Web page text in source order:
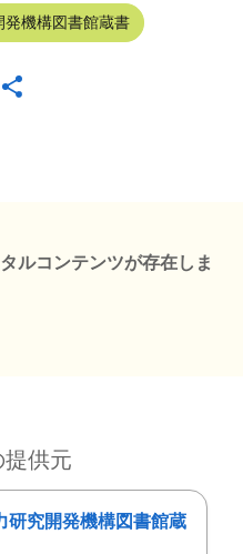
発機構図書館蔵書
ルコンテンツが存在しま
供元
研究開発機構図書館蔵